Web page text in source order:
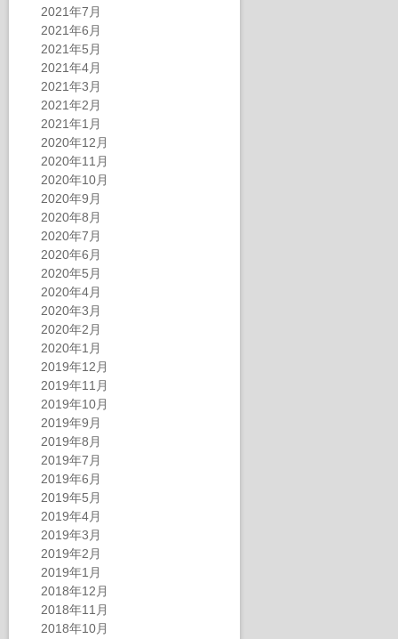
2021年7月
2021年6月
2021年5月
2021年4月
2021年3月
2021年2月
2021年1月
2020年12月
2020年11月
2020年10月
2020年9月
2020年8月
2020年7月
2020年6月
2020年5月
2020年4月
2020年3月
2020年2月
2020年1月
2019年12月
2019年11月
2019年10月
2019年9月
2019年8月
2019年7月
2019年6月
2019年5月
2019年4月
2019年3月
2019年2月
2019年1月
2018年12月
2018年11月
2018年10月